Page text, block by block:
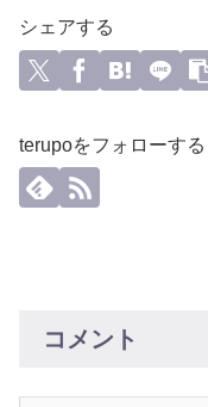
シェアする
terupoをフォローする
コメント